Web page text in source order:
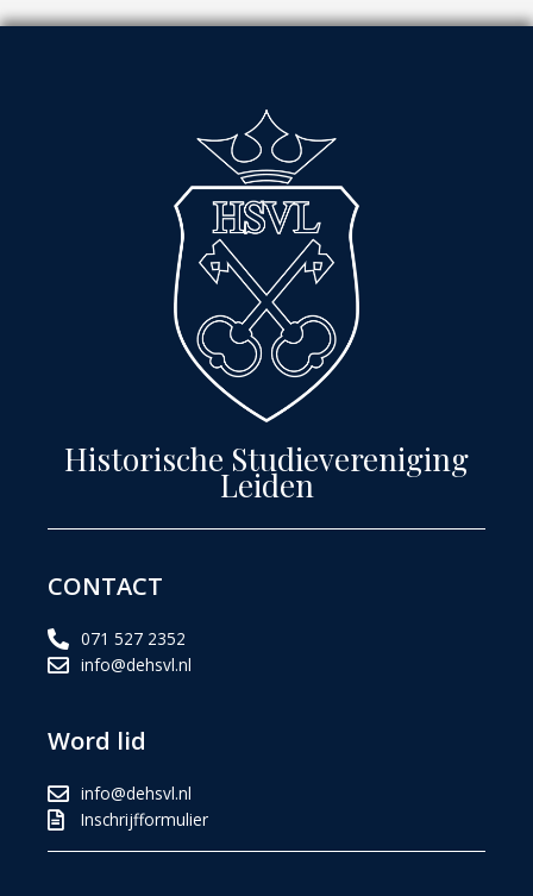
Historische Studievereniging
Leiden
CONTACT
071 527 2352
info@dehsvl.nl
Word lid
info@dehsvl.nl
Inschrijfformulier